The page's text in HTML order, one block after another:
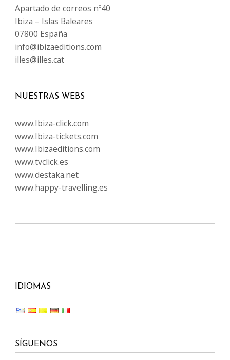
Apartado de correos nº40
Ibiza – Islas Baleares
07800 España
info@ibizaeditions.com
illes@illes.cat
NUESTRAS WEBS
www.Ibiza-click.com
www.Ibiza-tickets.com
www.Ibizaeditions.com
www.tvclick.es
www.destaka.net
www.happy-travelling.es
IDIOMAS
SÍGUENOS